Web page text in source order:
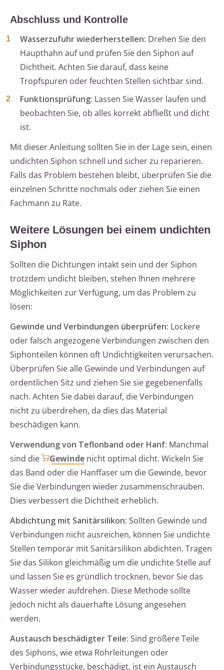
Abschluss und Kontrolle
Wasserzufuhr wiederherstellen: Drehen Sie den
Haupthahn auf und prüfen Sie den Siphon auf
Dichtheit. Achten Sie darauf, dass keine
Tropfspuren oder feuchten Stellen sichtbar sind.
Funktionsprüfung: Lassen Sie Wasser laufen und
beobachten Sie, ob alles korrekt abfließt und dicht
ist.
Mit dieser Anleitung sollten Sie in der Lage sein, einen
undichten Siphon schnell und sicher zu reparieren.
Falls das Problem bestehen bleibt, überprüfen Sie die
einzelnen Schritte nochmals oder ziehen Sie einen
Fachmann zu Rate.
Weitere Lösungen bei einem undichten
Siphon
Sollten die Dichtungen intakt sein und der Siphon
trotzdem undicht bleiben, stehen Ihnen mehrere
Möglichkeiten zur Verfügung, um das Problem zu
lösen:
Gewinde und Verbindungen überprüfen: Lockere
oder falsch angezogene Verbindungen zwischen den
Siphonteilen können oft Undichtigkeiten verursachen.
Überprüfen Sie alle Gewinde und Verbindungen auf
ordentlichen Sitz und ziehen Sie sie gegebenenfalls
nach. Achten Sie dabei darauf, die Verbindungen
nicht zu überdrehen, da dies das Material
beschädigen kann.
Verwendung von Teflonband oder Hanf: Manchmal
sind die
Gewinde nicht optimal dicht. Wickeln Sie
das Band oder die Hanffaser um die Gewinde, bevor
Sie die Verbindungen wieder zusammenschrauben.
Dies verbessert die Dichtheit erheblich.
Abdichtung mit Sanitärsilikon: Sollten Gewinde und
Verbindungen nicht ausreichen, können Sie undichte
Stellen temporär mit Sanitärsilikon abdichten. Tragen
Sie das Silikon gleichmäßig um die undichte Stelle auf
und lassen Sie es gründlich trocknen, bevor Sie das
Wasser wieder aufdrehen. Diese Methode sollte
jedoch nicht als dauerhafte Lösung angesehen
werden.
Austausch beschädigter Teile: Sind größere Teile
des Siphons, wie etwa Rohrleitungen oder
Verbindungsstücke, beschädigt, ist ein Austausch